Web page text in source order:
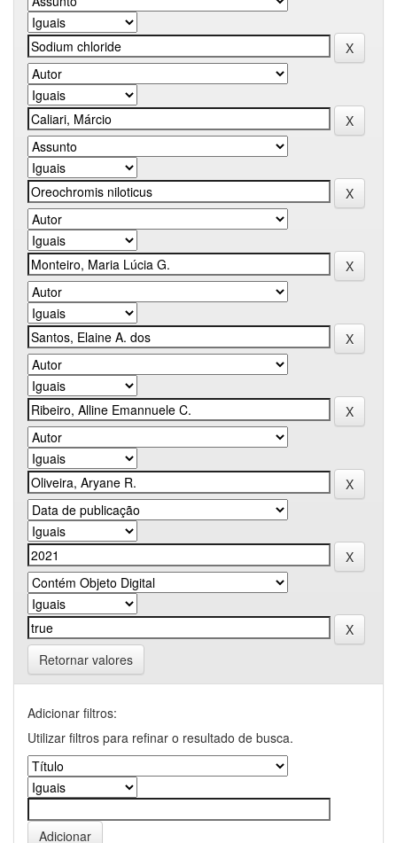
Retornar valores
Adicionar filtros:
Utilizar filtros para refinar o resultado de busca.